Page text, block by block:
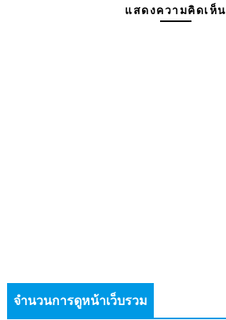
แสดงความคิดเห็น
จำนวนการดูหน้าเว็บรวม